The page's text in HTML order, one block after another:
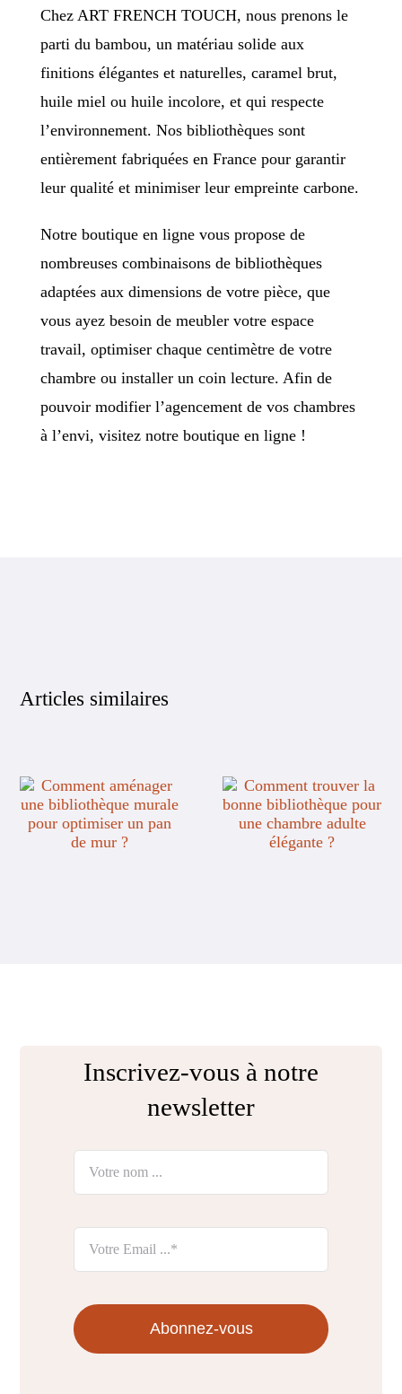
Chez ART FRENCH TOUCH, nous prenons le
parti du bambou, un matériau solide aux
finitions élégantes et naturelles, caramel brut,
huile miel ou huile incolore, et qui respecte
l’environnement. Nos bibliothèques sont
entièrement fabriquées en France pour garantir
leur qualité et minimiser leur empreinte carbone.
Notre boutique en ligne vous propose de
nombreuses combinaisons de bibliothèques
adaptées aux dimensions de votre pièce, que
vous ayez besoin de meubler votre espace
travail, optimiser chaque centimètre de votre
chambre ou installer un coin lecture. Afin de
pouvoir modifier l’agencement de vos chambres
à l’envi, visitez notre boutique en ligne !
Articles similaires
Inscrivez-vous à notre
newsletter
Abonnez-vous